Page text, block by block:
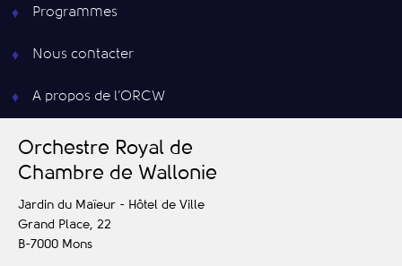
Programmes
Nous contacter
A propos de l’ORCW
Orchestre Royal de
Chambre de Wallonie
Jardin du Maïeur - Hôtel de Ville
Grand Place, 22
B-7000 Mons